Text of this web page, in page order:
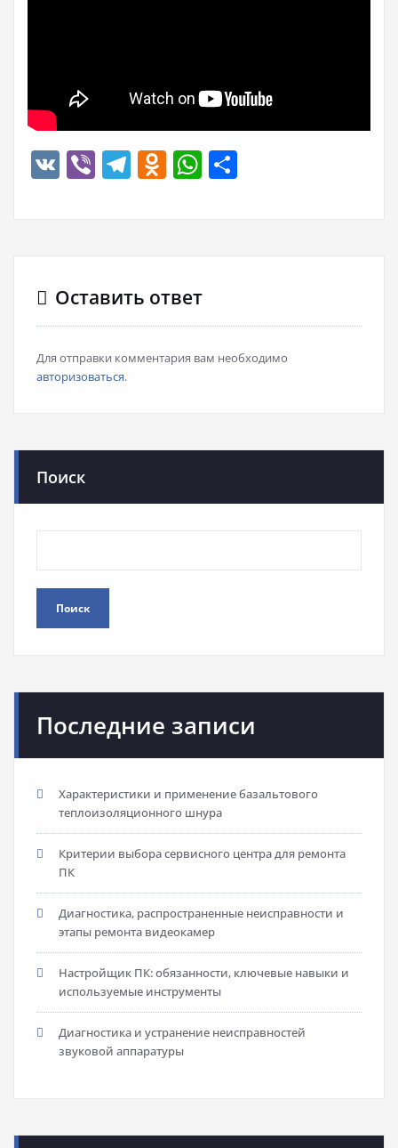
VK ViberTelegram
Odnoklassniki
WhatsApp
Оставить ответ
Для отправки комментария вам необходимо
авторизоваться.
Поиск
Поиск
Последние записи
Характеристики и применение базальтового
теплоизоляционного шнура
Критерии выбора сервисного центра для ремонта
ПК
Диагностика, распространенные неисправности и
этапы ремонта видеокамер
Настройщик ПК: обязанности, ключевые навыки и
используемые инструменты
Диагностика и устранение неисправностей
звуковой аппаратуры